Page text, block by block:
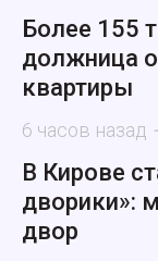
Более 155
должница
квартиры
6 часов назад
В Кирове
дворики»:
двор